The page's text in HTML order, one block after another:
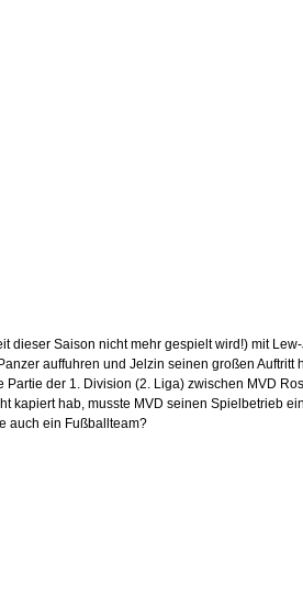
dieser Saison nicht mehr gespielt wird!) mit
auffuhren und Jelzin seinen großen
der 1. Division (2. Liga) zwischen MVD
kapiert hab, musste MVD seinen Spielbetrieb
auch ein Fußballteam?